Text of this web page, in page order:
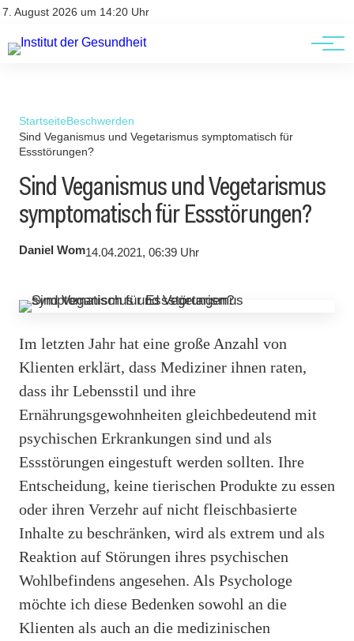
7. August 2026 um 14:20 Uhr
Kontakt
Kontakt
AGBs
StartseiteBeschwerden
Sind Veganismus und Vegetarismus symptomatisch für
Essstörungen?
Sind Veganismus und Vegetarismus
symptomatisch für Essstörungen?
Daniel Wom14.04.2021, 06:39 Uhr
Im letzten Jahr hat eine große Anzahl von
Klienten erklärt, dass Mediziner ihnen raten,
dass ihr Lebensstil und ihre
Ernährungsgewohnheiten gleichbedeutend mit
psychischen Erkrankungen sind und als
Essstörungen eingestuft werden sollten. Ihre
Entscheidung, keine tierischen Produkte zu essen
oder ihren Verzehr auf nicht fleischbasierte
Inhalte zu beschränken, wird als extrem und als
Reaktion auf Störungen ihres psychischen
Wohlbefindens angesehen. Als Psychologe
möchte ich diese Bedenken sowohl an die
Klienten als auch an die medizinischen